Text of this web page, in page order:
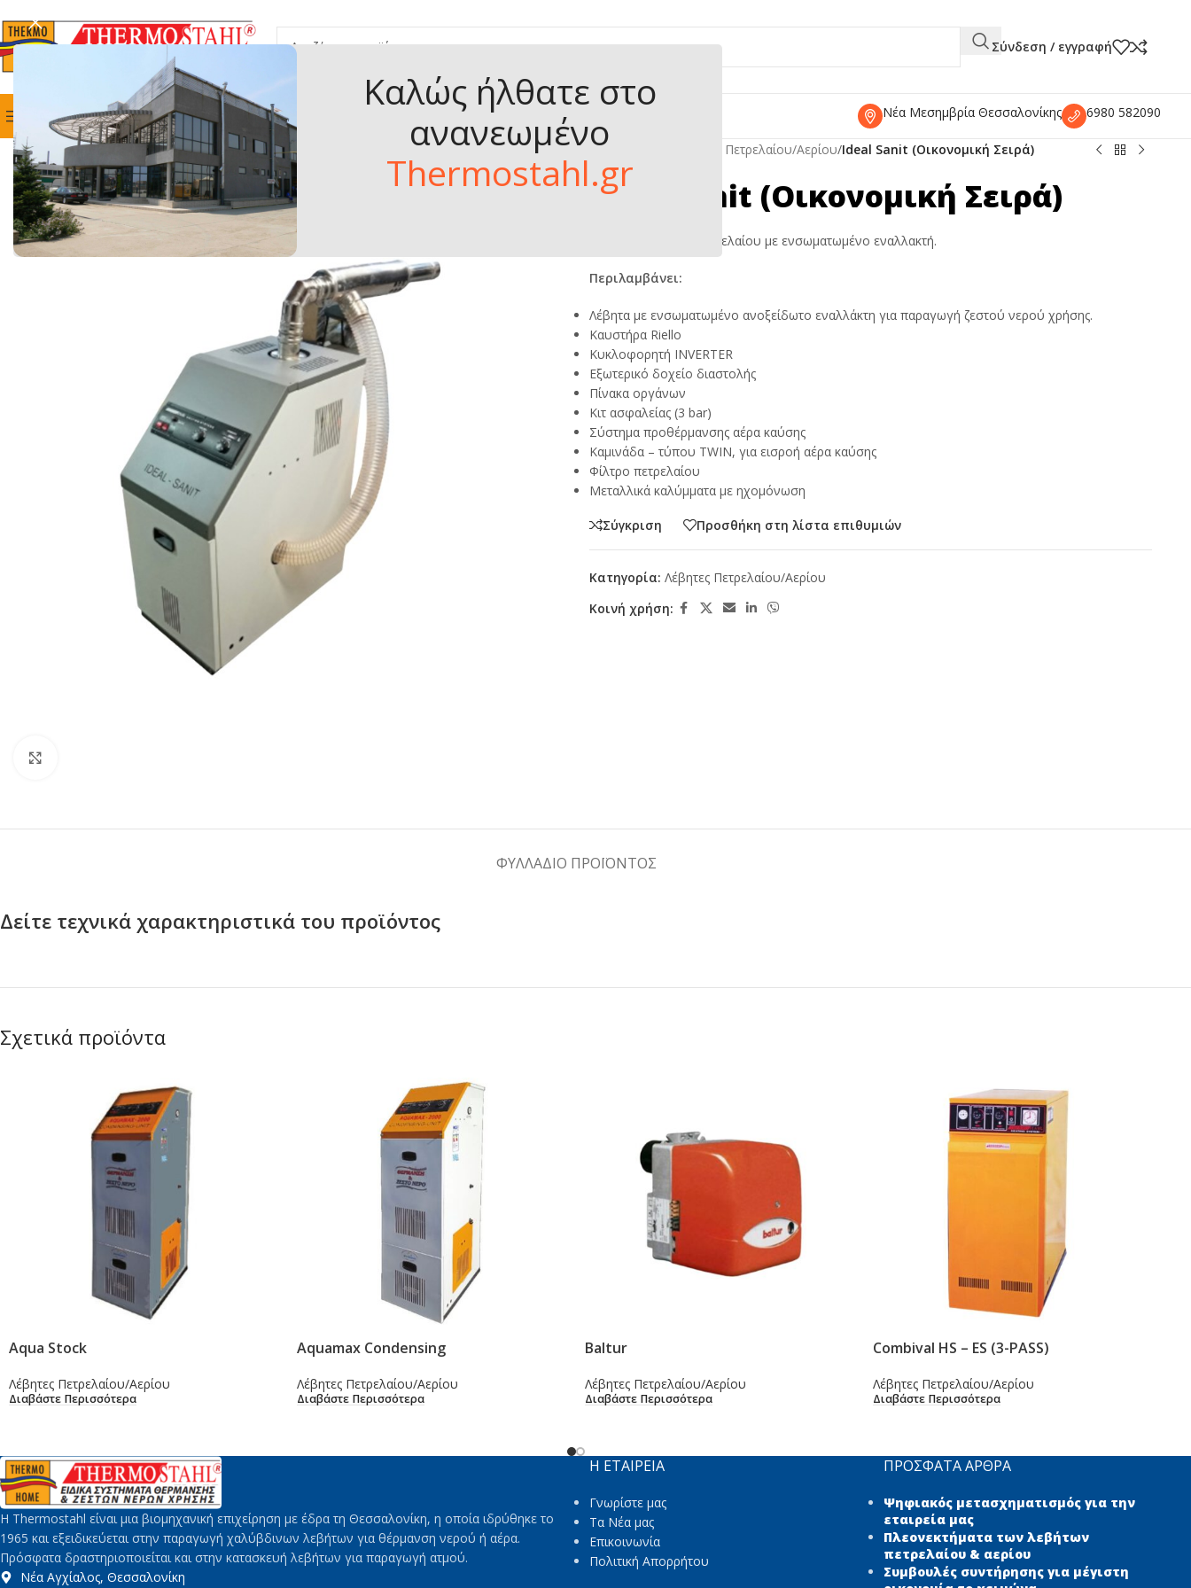
Καλώς ήλθατε στo
ανανεωμένο
Thermostahl.gr
Σύνδεση / εγγραφή
Κατηγορίες Προϊόντων ΑΡΧΙΚΗΗ ΕΤΑΙΡΕΙΑ ΜΑΣ ΤΑ ΝΕΑ ΜΑΣ ΕΠΙΚΟΙΝΩΝΙΑ Νέα Μεσημβρία Θεσσαλονίκης 6980 582090
Αρχική σελίδα Λέβητες Πετρελαίου/Αερίου/Ideal Sanit (Οικονομική Σειρά)
Ideal Sanit (Οικονομική Σειρά)
Ατομικός Λέβητας Πετρελαίου με ενσωματωμένο εναλλακτή.
Περιλαμβάνει:
Λέβητα με ενσωματωμένο ανοξείδωτο εναλλάκτη για παραγωγή ζεστού νερού χρήσης.
Καυστήρα Riello
Κυκλοφορητή INVERTER
Εξωτερικό δοχείο διαστολής
Πίνακα οργάνων
Κιτ ασφαλείας (3 bar)
Σύστημα προθέρμανσης αέρα καύσης
Καμινάδα – τύπου TWIN, για εισροή αέρα καύσης
Φίλτρο πετρελαίου
Μεταλλικά καλύμματα με ηχομόνωση
Σύγκριση Προσθήκη στη λίστα επιθυμιών
Κατηγορία: Λέβητες Πετρελαίου/Αερίου
Κοινή χρήση:
ΦΥΛΛΆΔΙΟ ΠΡΟΪΌΝΤΟΣ
Δείτε τεχνικά χαρακτηριστικά του προϊόντος
Σχετικά προϊόντα
Aqua Stock
Λέβητες Πετρελαίου/Αερίου
Διαβάστε Περισσότερα
Aquamax Condensing
Λέβητες Πετρελαίου/Αερίου
Διαβάστε Περισσότερα
Baltur
Λέβητες Πετρελαίου/Αερίου
Διαβάστε Περισσότερα
Combival HS – ES (3-PASS)
Λέβητες Πετρελαίου/Αερίου
Διαβάστε Περισσότερα
H Thermostahl είναι μια βιομηχανική επιχείρηση με έδρα τη Θεσσαλονίκη, η οποία ιδρύθηκε το
1965 και εξειδικεύεται στην παραγωγή χαλύβδινων λεβήτων για θέρμανση νερού ή αέρα.
Πρόσφατα δραστηριοποιείται και στην κατασκευή λεβήτων για παραγωγή ατμού.
Νέα Αγχίαλος, Θεσσαλονίκη
Η ΕΤΑΙΡΕΙΑ
Γνωρίστε μας
Τα Νέα μας
Επικοινωνία
Πολιτική Απορρήτου
ΠΡΌΣΦΑΤΑ ΆΡΘΡΑ
Ψηφιακός μετασχηματισμός για την
εταιρεία μας
Πλεονεκτήματα των λεβήτων
πετρελαίου & αερίου
Συμβουλές συντήρησης για μέγιστη